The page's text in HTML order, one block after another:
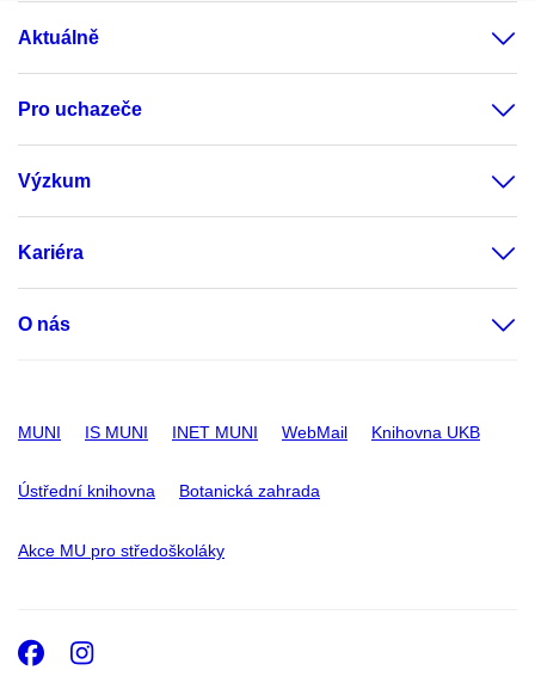
Aktuálně
Pro uchazeče
Výzkum
Kariéra
O nás
MUNI IS MUNI INET MUNI WebMail Knihovna UKB
Ústřední knihovna Botanická zahrada
Akce MU pro středoškoláky
Facebook
Instagram